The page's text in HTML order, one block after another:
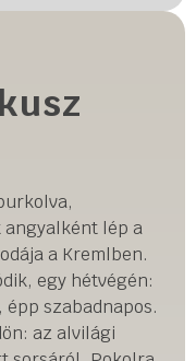
lép a
a Kremlben.
egy hétvégén:
szabadnapos.
az alvilági